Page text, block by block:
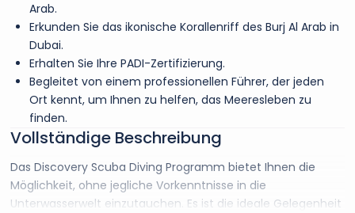
Arab.
Erkunden Sie das ikonische Korallenriff des Burj Al Arab in
Dubai.
Erhalten Sie Ihre PADI-Zertifizierung.
Begleitet von einem professionellen Führer, der jeden
Ort kennt, um Ihnen zu helfen, das Meeresleben zu
finden.
Vollständige Beschreibung
Das Discovery Scuba Diving Programm bietet Ihnen die
Möglichkeit, ohne jegliche Vorkenntnisse in die
Unterwasserwelt einzutauchen. Es ist die ideale Gelegenheit